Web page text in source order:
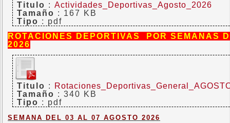
Titulo : Actividades_Deportivas_Agosto_2026
Tamaño : 167 KB
Tipo : pdf
ROTACIONES DEPORTIVAS POR SEMANAS
2026
Titulo :
Tamaño : 340 KB
Tipo : pdf
SEMANA DEL 03 AL 07 AGOSTO 2026